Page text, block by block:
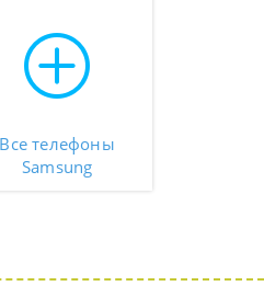
Все телефоны
Samsung